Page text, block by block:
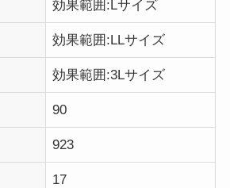
効果範囲:Lサイズ
効果範囲:LLサイズ
効果範囲:3Lサイズ
90
923
17